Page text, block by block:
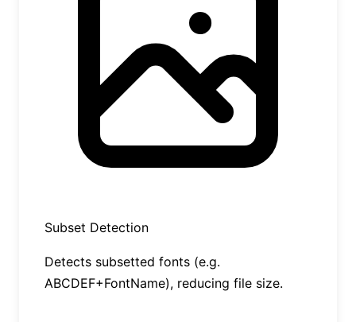
Subset Detection
Detects subsetted fonts (e.g.
ABCDEF+FontName), reducing file size.